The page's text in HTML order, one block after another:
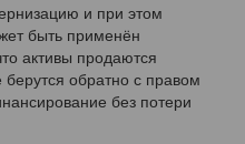
и при этом
быть применён
активы продаются
обратно с правом
без потери